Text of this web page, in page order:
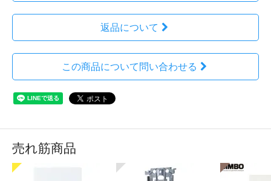
返品について
この商品について問い合わせる
売れ筋商品